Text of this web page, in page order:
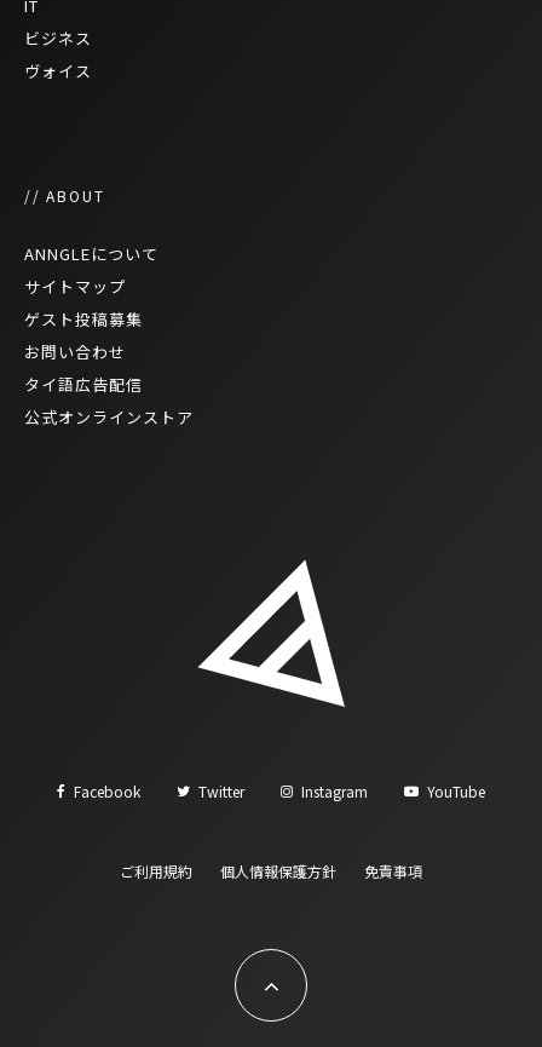
IT
ビジネス
ヴォイス
// ABOUT
ANNGLEについて
サイトマップ
ゲスト投稿募集
お問い合わせ
タイ語広告配信
公式オンラインストア
Facebook Twitter Instagram YouTube
ご利用規約 個人情報保護方針 免責事項